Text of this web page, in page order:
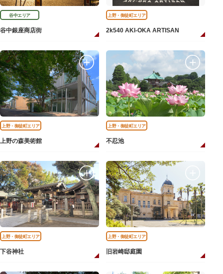
谷中エリア
谷中銀座商店街
上野・御徒町エリア
2k540 AKI-OKA ARTISAN
上野・御徒町エリア
上野の森美術館
上野・御徒町エリア
不忍池
上野・御徒町エリア
下谷神社
上野・御徒町エリア
旧岩崎邸庭園